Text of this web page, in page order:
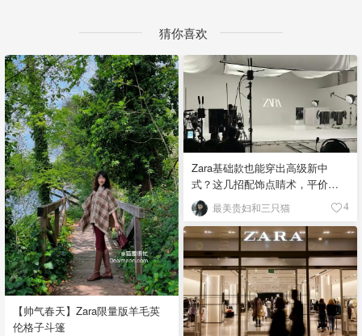
猜你喜欢
【帅气春天】Zara限量版羊毛英
伦格子斗篷
Zara基础款也能穿出高级新中
式？这几招配饰点睛术，平价搭
出东方韵味！
最美贵妇和三只猫 4